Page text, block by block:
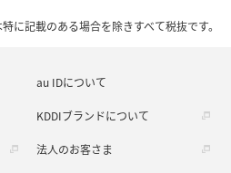
に記載のある場合を除きすべて税抜です。
au IDについて
KDDIブランドについて
法人のお客さま